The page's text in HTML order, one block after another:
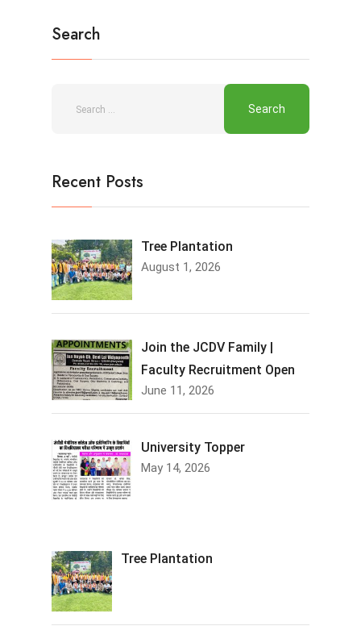
Search
Recent Posts
Tree Plantation
August 1, 2026
Join the JCDV Family |
Faculty Recruitment Open
June 11, 2026
University Topper
May 14, 2026
Tree Plantation